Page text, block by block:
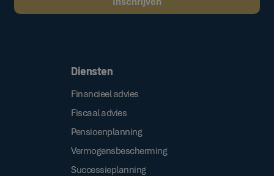
Diensten
Financieel advies
Fiscaal advies
Pensioenplanning
Vermogensbescherming
Successieplanning